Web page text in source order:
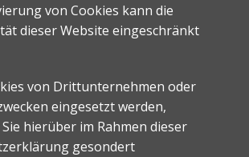
von Cookies kann die
dieser Website eingeschränkt
von Drittunternehmen oder
eingesetzt werden,
hierüber im Rahmen dieser
gesondert